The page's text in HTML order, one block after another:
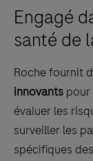
Engagé
santé de
Roche fournit
innovants pour
évaluer les
surveiller les
spécifiques